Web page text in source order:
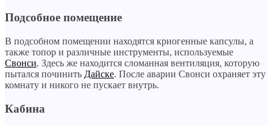
Подсобное помещение
В подсобном помещении находятся криогенные капсулы, а
также топор и различные инструменты, используемые
Свонси. Здесь же находится сломанная вентиляция, которую
пытался починить Дайске. После аварии Свонси охраняет эту
комнату и никого не пускает внутрь.
Кабина